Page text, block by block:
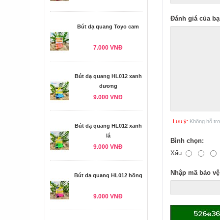
Bút dạ quang Toyo cam
7.000 VNĐ
Bút dạ quang HL012 xanh
dương
9.000 VNĐ
Bút dạ quang HL012 xanh
lá
9.000 VNĐ
Bút dạ quang HL012 hồng
9.000 VNĐ
Đánh giá của
Lưu ý: Không hỗ
Bình chọn:
Xấu
Nhập mã bảo